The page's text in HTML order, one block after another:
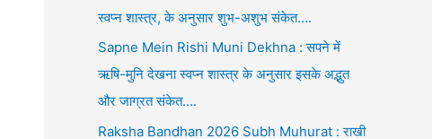
स्वप्न शास्त्र, के अनुसार शुभ-अशुभ संकेत….
Sapne Mein Rishi Muni Dekhna : सपने में
ऋषि-मुनि देखना स्वप्न शास्त्र के अनुसार इसके अद्भुत
और जाग्रत संकेत….
Raksha Bandhan 2026 Subh Muhurat : राखी